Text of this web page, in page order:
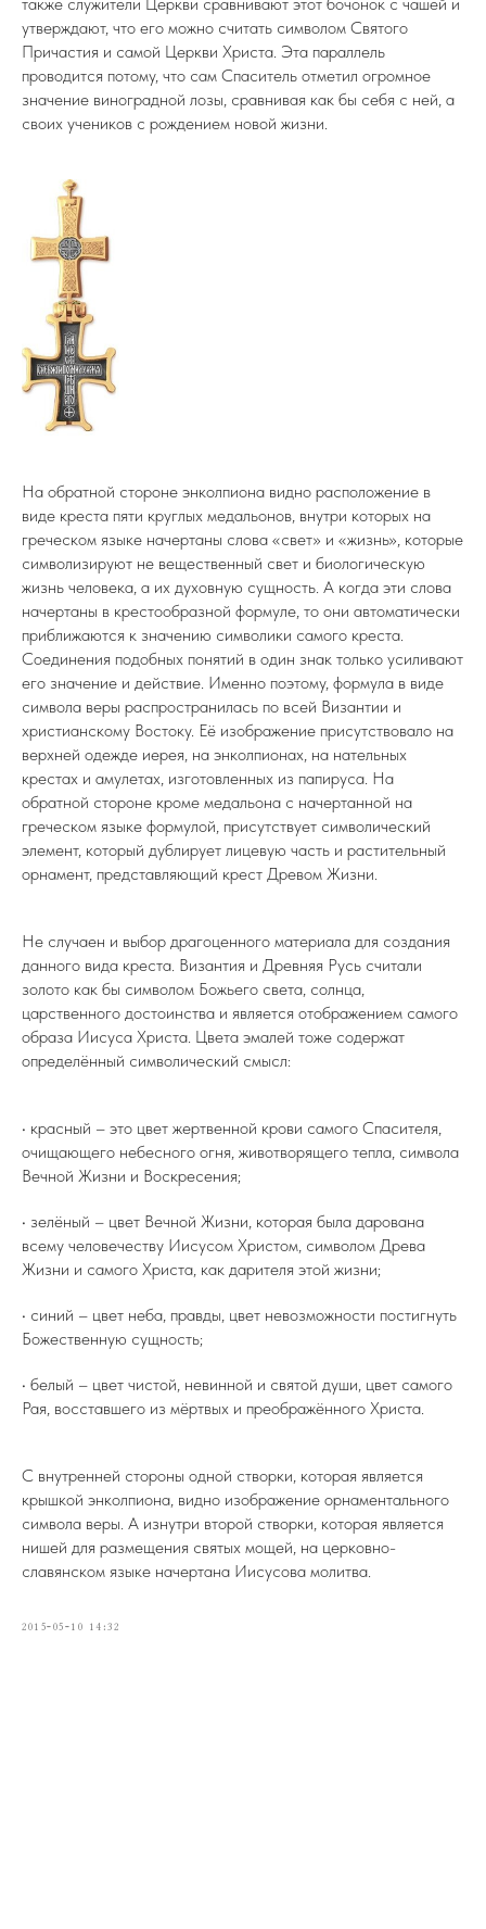
утверждают, что его можно считать символом Святого
Причастия и самой Церкви Христа. Эта параллель
проводится потому, что сам Спаситель отметил огромное
значение виноградной лозы, сравнивая как бы себя с ней, а
своих учеников с рождением новой жизни.
На обратной стороне энколпиона видно расположение в
виде креста пяти круглых медальонов, внутри которых на
греческом языке начертаны слова «свет» и «жизнь», которые
символизируют не вещественный свет и биологическую
жизнь человека, а их духовную сущность. А когда эти слова
начертаны в крестообразной формуле, то они автоматически
приближаются к значению символики самого креста.
Соединения подобных понятий в один знак только усиливают
его значение и действие. Именно поэтому, формула в виде
символа веры распространилась по всей Византии и
христианскому Востоку. Её изображение присутствовало на
верхней одежде иерея, на энколпионах, на нательных
крестах и амулетах, изготовленных из папируса. На
обратной стороне кроме медальона с начертанной на
греческом языке формулой, присутствует символический
элемент, который дублирует лицевую часть и растительный
орнамент, представляющий крест Древом Жизни.
Не случаен и выбор драгоценного материала для создания
данного вида креста. Византия и Древняя Русь считали
золото как бы символом Божьего света, солнца,
царственного достоинства и является отображением самого
образа Иисуса Христа. Цвета эмалей тоже содержат
определённый символический смысл:
• красный – это цвет жертвенной крови самого Спасителя,
очищающего небесного огня, животворящего тепла, символа
Вечной Жизни и Воскресения;
• зелёный – цвет Вечной Жизни, которая была дарована
всему человечеству Иисусом Христом, символом Древа
Жизни и самого Христа, как дарителя этой жизни;
• синий – цвет неба, правды, цвет невозможности постигнуть
Божественную сущность;
• белый – цвет чистой, невинной и святой души, цвет самого
Рая, восставшего из мёртвых и преображённого Христа.
С внутренней стороны одной створки, которая является
крышкой энколпиона, видно изображение орнаментального
символа веры. А изнутри второй створки, которая является
нишей для размещения святых мощей, на церковно-
славянском языке начертана Иисусова молитва.
2015-05-10 14:32